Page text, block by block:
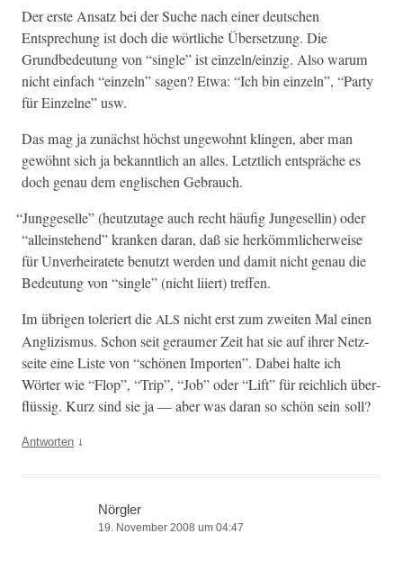
Der erste Ansatz bei der Suche nach ein­er deutschen
Entsprechung ist doch die wörtliche Über­set­zung. Die
Grundbe­deu­tung von “sin­gle” ist einzeln/einzig. Also warum
nicht ein­fach “einzeln” sagen? Etwa: “Ich bin einzeln”, “Par­ty
für Einzelne” usw.
Das mag ja zunächst höchst unge­wohnt klin­gen, aber man
gewöh­nt sich ja bekan­ntlich an alles. Let­ztlich entspräche es
doch genau dem englis­chen Gebrauch.
“Jungge­selle” (heutzu­tage auch recht häu­fig Junge­sellin) oder
“alle­in­ste­hend” kranken daran, daß sie herkömm­licher­weise
für Unver­heiratete benutzt wer­den und damit nicht genau die
Bedeu­tung von “sin­gle” (nicht liiert) treffen.
Im übri­gen toleriert die ALS nicht erst zum zweit­en Mal einen
Anglizis­mus. Schon seit ger­aumer Zeit hat sie auf ihrer Net­z­
seite eine Liste von “schö­nen Importen”. Dabei halte ich
Wörter wie “Flop”, “Trip”, “Job” oder “Lift” für reich­lich über­
flüs­sig. Kurz sind sie ja — aber was daran so schön sein soll?
Antworten ↓
Nörgler
19. November 2008 um 04:47